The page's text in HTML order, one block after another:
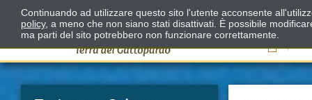
Il
Continuando ad utilizzare questo sito l'utente acconsente
policy, a meno che non siano stati disattivati. È possibile
ma parti del sito potrebbero non funzionare correttamente.